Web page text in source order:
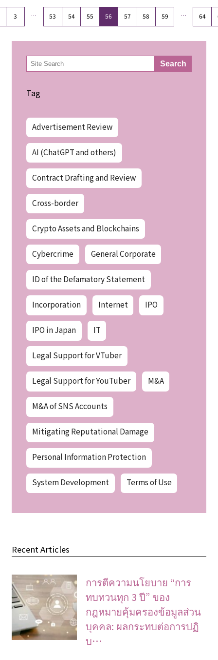
3 … 53 54 55 56 57 58 59 … 64
検
索 Search
Tag
Advertisement Review
AI (ChatGPT and others)
Contract Drafting and Review
Cross-border
Crypto Assets and Blockchains
Cybercrime General Corporate
ID of the Defamatory Statement
Incorporation Internet IPO
IPO in Japan IT
Legal Support for VTuber
Legal Support for YouTuber M&A
M&A of SNS Accounts
Mitigating Reputational Damage
Personal Information Protection
System Development Terms of Use
Recent Articles
การตีความนโยบาย “การ
ทบทวนทุก 3 ปี” ของ
กฎหมายคุ้มครองข้อมูลส่วน
บุคคล: ผลกระทบต่อการปฏิ
บ…